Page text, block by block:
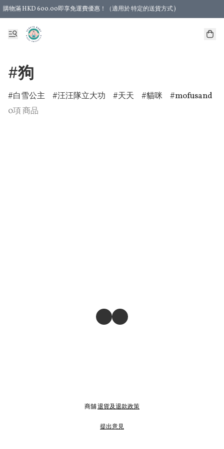
購物滿 HKD 600.00即享免運費優惠！（適用於 特定的送貨方式 )
#狗
白雪公主 汪汪隊立大功 天天 貓咪
mofusand
0項 商品
商舖退貨及退款政策
提出意見